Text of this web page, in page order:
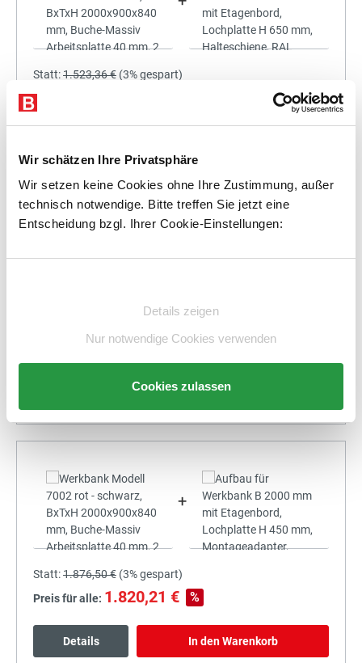
Wir schätzen Ihre Privatsphäre
Wir setzen keine Cookies ohne Ihre Zustimmung, außer
technisch notwendige. Bitte treffen Sie jetzt eine
Entscheidung bzgl. Ihrer Cookie-Einstellungen:
Details zeigen
Nur notwendige Cookies verwenden
Cookies zulassen
Statt:1.523,36 € (3%gespart)
Preis für alle:
1.645,61 € %
In den Warenkorb
+
Statt:1.876,50 € (3%gespart)
Preis für alle: 1.820,21 € %
Details In den Warenkorb